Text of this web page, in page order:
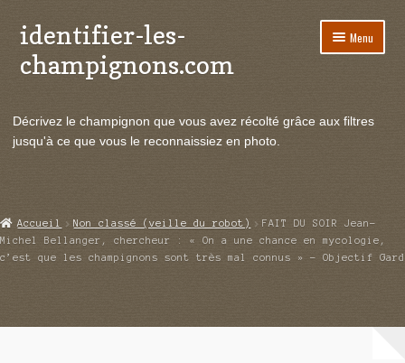
Aller
à
la
Aller
au
contenu
identifier-les-
champignons.com
Menu
le
Actualités
menu
enfant
Echanges et contacts
Ouvrir
le
menu
Mycologie
Ouvrir
Décrivez le champignon que vous avez récolté grâce aux filtres
jusqu'à ce que vous le reconnaissiez en photo.
Accueil Non classé (veille du robot)
FAIT DU SOIR Jean-
Michel Bellanger, chercheur : « On a une chance en mycologie,
c’est que les champignons sont très mal connus » – Objectif Gard